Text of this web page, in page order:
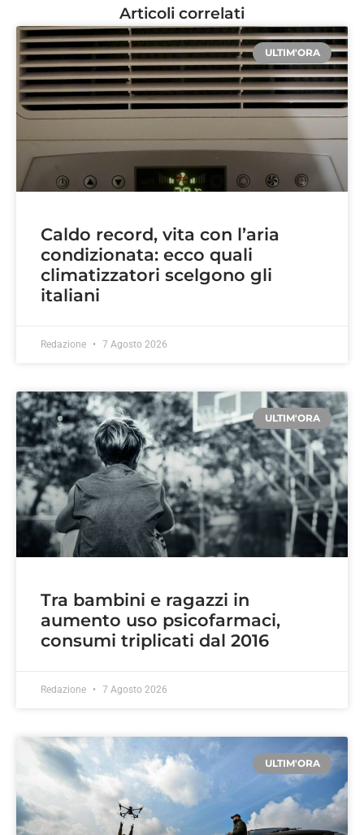
Articoli correlati
ULTIM'ORA
Caldo record, vita con l’aria
condizionata: ecco quali
climatizzatori scelgono gli
italiani
Redazione 7 Agosto 2026
ULTIM'ORA
Tra bambini e ragazzi in
aumento uso psicofarmaci,
consumi triplicati dal 2016
Redazione 7 Agosto 2026
ULTIM'ORA